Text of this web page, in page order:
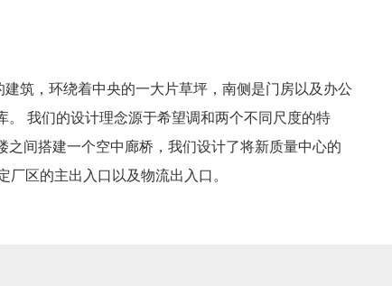
筑，环绕着中央的一大片草坪，南侧是门房以及办公
我们的设计理念源于希望调和两个不同尺度的特
间搭建一个空中廊桥，我们设计了将新质量中心的
区的主出入口以及物流出入口。